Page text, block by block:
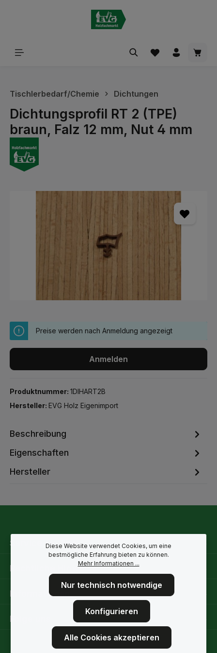
Tischlerbedarf/Chemie Dichtungen
Dichtungsprofil RT 2 (TPE)
braun, Falz 12 mm, Nut 4 mm
Preise werden nach Anmeldung angezeigt
Anmelden
Produktnummer: 1DIHART2B
Hersteller: EVG Holz Eigenimport
Beschreibung
Eigenschaften
Hersteller
Service-Hotline
Rechtliche Hinweise
Informationen
Folge uns
Diese Website verwendet Cookies, um eine
bestmögliche Erfahrung bieten zu können.
Mehr Informationen ...
Nur technisch notwendige
Konfigurieren
Alle Cookies akzeptieren